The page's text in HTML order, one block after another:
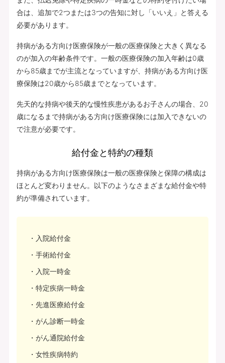
合は、追加で2つまたは3つの告知に対し「いいえ」と答える
必要があります。
持病がある方向け医療保険が一般の医療保険と大きく異なる
のが加入の年齢条件です。一般の医療保険の加入年齢は0歳
から85歳までが主流となっていますが、持病がある方向け医
療保険は20歳から85歳までとなっています。
先天的な持病や後天的な慢性疾患があるお子さんの場合、20
歳になるまで持病がある方向け医療保険には加入できないの
で注意が必要です。
給付金と特約の種類
持病がある方向け医療保険は一般の医療保険と保障の構成は
ほとんど変わりません。以下のようなさまざまな給付金や特
約が準備されています。
入院給付金
手術給付金
入院一時金
特定疾病一時金
先進医療給付金
がん診断一時金
がん通院給付金
女性疾病特約